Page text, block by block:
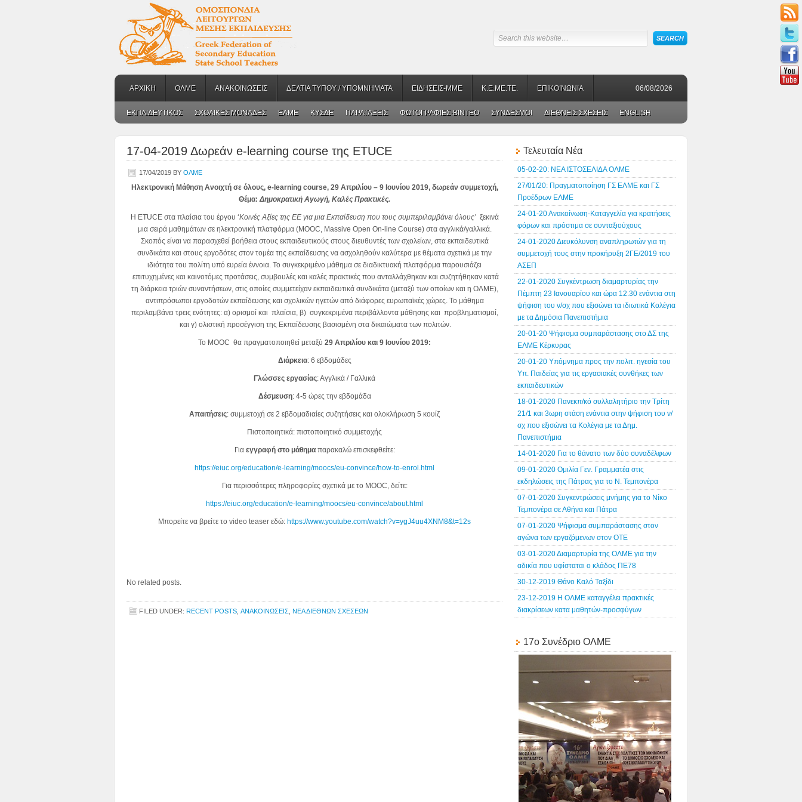
ΑΡΧΙΚΗ ΟΛΜΕ ΑΝΑΚΟΙΝΩΣΕΙΣ ΔΕΛΤΙΑ ΤΥΠΟΥ / ΥΠΟΜΝΗΜΑΤΑ ΕΙΔΗΣΕΙΣ-ΜΜΕ Κ.Ε.ΜΕ.ΤΕ. ΕΠΙΚΟΙΝΩΝΙΑ 06/08/2026
ΕΚΠΑΙΔΕΥΤΙΚΟΣ ΣΧΟΛΙΚΕΣ ΜΟΝΑΔΕΣ ΕΛΜΕ ΚΥΣΔΕ ΠΑΡΑΤΑΞΕΙΣ ΦΩΤΟΓΡΑΦΙΕΣ-BINTEO ΣΥΝΔΕΣΜΟΙ ΔΙΕΘΝΕΙΣ ΣΧΕΣΕΙΣ ENGLISH
17-04-2019 Δωρεάν e-learning course της ETUCE
17/04/2019 BY ΟΛΜΕ
Ηλεκτρονική Μάθηση Ανοιχτή σε όλους, e-learning course, 29 Απριλίου – 9 Ιουνίου 2019, δωρεάν συμμετοχή,
Θέμα:Δημοκρατική Αγωγή, Καλές Πρακτικές.
Η ΕΤUCE στα πλαίσια του έργου ‘Κοινές Αξίες της ΕΕ για μια Εκπαίδευση που τους συμπεριλαμβάνει όλους’ξεκινά
μια σειρά μαθημάτων σε ηλεκτρονική πλατφόρμα (MOOC, Massive Open On-line Course) στα αγγλικά/γαλλικά.
Σκοπός είναι να παρασχεθεί βοήθεια στους εκπαιδευτικούς στους διευθυντές των σχολείων, στα εκπαιδευτικά
συνδικάτα και στους εργοδότες στον τομέα της εκπαίδευσης να ασχοληθούν καλύτερα με θέματα σχετικά με την
ιδιότητα του πολίτη υπό ευρεία έννοια. Το συγκεκριμένο μάθημα σε διαδικτυακή πλατφόρμα παρουσιάζει
επιτυχημένες και καινοτόμες προτάσεις, συμβουλές και καλές πρακτικές που ανταλλάχθηκαν και συζητήθηκαν κατά
τη διάρκεια τριών συναντήσεων, στις οποίες συμμετείχαν εκπαιδευτικά συνδικάτα (μεταξύ των οποίων και η ΟΛΜΕ),
αντιπρόσωποι εργοδοτών εκπαίδευσης και σχολικών ηγετών από διάφορες ευρωπαϊκές χώρες. Το μάθημα
περιλαμβάνει τρεις ενότητες: α) ορισμοί και πλαίσια, β) συγκεκριμένα περιβάλλοντα μάθησης και προβληματισμοί,
και γ) ολιστική προσέγγιση της Εκπαίδευσης βασισμένη στα δικαιώματα των πολιτών.
Το MOOC θα πραγματοποιηθεί μεταξύ 29 Απριλίου και 9 Ιουνίου 2019:
Διάρκεια: 6 εβδομάδες
Γλώσσες εργασίας: Αγγλικά / Γαλλικά
Δέσμευση: 4-5 ώρες την εβδομάδα
Απαιτήσεις: συμμετοχή σε 2 εβδομαδιαίες συζητήσεις και ολοκλήρωση 5 κουίζ
Πιστοποιητικά: πιστοποιητικό συμμετοχής
Για εγγραφή στο μάθημαπαρακαλώ επισκεφθείτε:
https://eiuc.org/education/e-learning/moocs/eu-convince/how-to-enrol.html
Για περισσότερες πληροφορίες σχετικά με το MOOC, δείτε:
https://eiuc.org/education/e-learning/moocs/eu-convince/about.html
Μπορείτε να βρείτε το video teaser εδώ: https://www.youtube.com/watch?v=ygJ4uu4XNM8&t=12s
No related posts.
FILED UNDER: RECENT POSTS ΑΝΑΚΟΙΝΩΣΕΙΣ ΝΕΑ ΔΙΕΘΝΩΝ ΣΧΕΣΕΩΝ
Τελευταία Νέα
05-02-20: ΝΕΑ ΙΣΤΟΣΕΛΙΔΑ ΟΛΜΕ
27/01/20: Πραγματοποίηση ΓΣ ΕΛΜΕ και ΓΣ
Προέδρων ΕΛΜΕ
24-01-20 Ανακοίνωση-Καταγγελία για κρατήσεις
φόρων και πρόστιμα σε συνταξιούχους
24-01-2020 Διευκόλυνση αναπληρωτών για τη
συμμετοχή τους στην προκήρυξη 2ΓΕ/2019 του
ΑΣΕΠ
22-01-2020 Συγκέντρωση διαμαρτυρίας την
Πέμπτη 23 Ιανουαρίου και ώρα 12.30 ενάντια στη
ψήφιση του ν/σχ που εξισώνει τα ιδιωτικά Κολέγια
με τα Δημόσια Πανεπιστήμια
20-01-20 Ψήφισμα συμπαράστασης στο ΔΣ της
ΕΛΜΕ Κέρκυρας
20-01-20 Υπόμνημα προς την πολιτ. ηγεσία του
Υπ. Παιδείας για τις εργασιακές συνθήκες των
εκπαιδευτικών
18-01-2020 Πανεκπ/κό συλλαλητήριο την Τρίτη
21/1 και 3ωρη στάση ενάντια στην ψήφιση του ν/
σχ που εξισώνει τα Κολέγια με τα Δημ.
Πανεπιστήμια
14-01-2020 Για το θάνατο των δύο συναδέλφων
09-01-2020 Ομιλία Γεν. Γραμματέα στις
εκδηλώσεις της Πάτρας για το Ν. Τεμπονέρα
07-01-2020 Συγκεντρώσεις μνήμης για το Νίκο
Τεμπονέρα σε Αθήνα και Πάτρα
07-01-2020 Ψήφισμα συμπαράστασης στον
αγώνα των εργαζόμενων στον ΟΤΕ
03-01-2020 Διαμαρτυρία της ΟΛΜΕ για την
αδικία που υφίσταται ο κλάδος ΠΕ78
30-12-2019 Θάνο Καλό Ταξίδι
23-12-2019 Η ΟΛΜΕ καταγγέλει πρακτικές
διακρίσεων κατα μαθητών-προσφύγων
17o Συνέδριο ΟΛΜΕ